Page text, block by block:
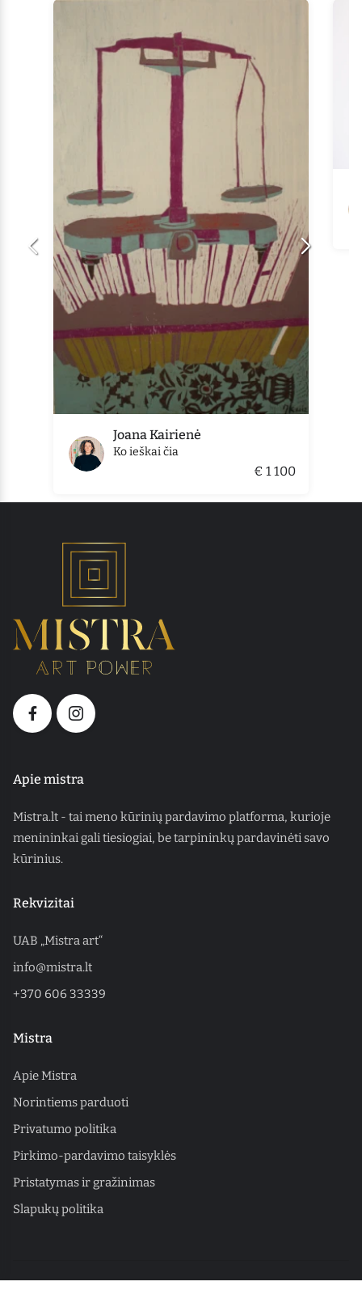
Joana Kairienė
Ko ieškai čia
€ 1 100
Apie mistra
Mistra.lt - tai meno kūrinių pardavimo platforma, kurioje
menininkai gali tiesiogiai, be tarpininkų pardavinėti savo
kūrinius.
Rekvizitai
UAB „Mistra art“
info@mistra.lt
+370 606 33339
Mistra
Apie Mistra
Norintiems parduoti
Privatumo politika
Pirkimo-pardavimo taisyklės
Pristatymas ir gražinimas
Slapukų politika